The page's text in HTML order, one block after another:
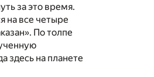
за это время.
на все четыре
По толпе
здесь на планете